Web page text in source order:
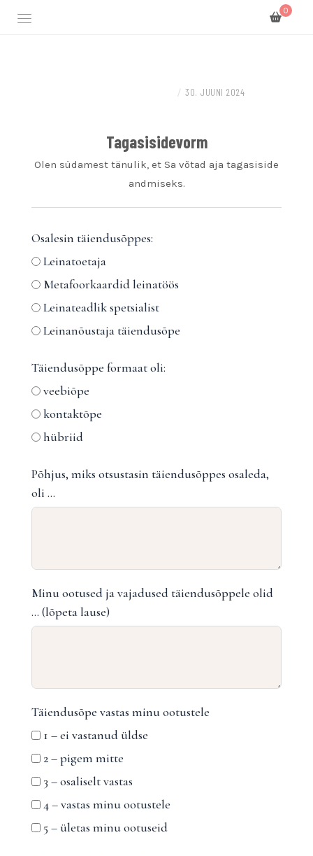
0
/ 30. JUUNI 2024
Tagasisidevorm
Olen südamest tänulik, et Sa võtad aja tagasiside
andmiseks.
Osalesin täiendusõppes:
Leinatoetaja
Metafoorkaardid leinatöös
Leinateadlik spetsialist
Leinanõustaja täiendusõpe
Täiendusõppe formaat oli:
veebiõpe
kontaktõpe
hübriid
Põhjus, miks otsustasin täiendusõppes osaleda,
oli …
Minu ootused ja vajadused täiendusõppele olid
… (lõpeta lause)
Täiendusõpe vastas minu ootustele
1 – ei vastanud üldse
2 – pigem mitte
3 – osaliselt vastas
4 – vastas minu ootustele
5 – ületas minu ootuseid